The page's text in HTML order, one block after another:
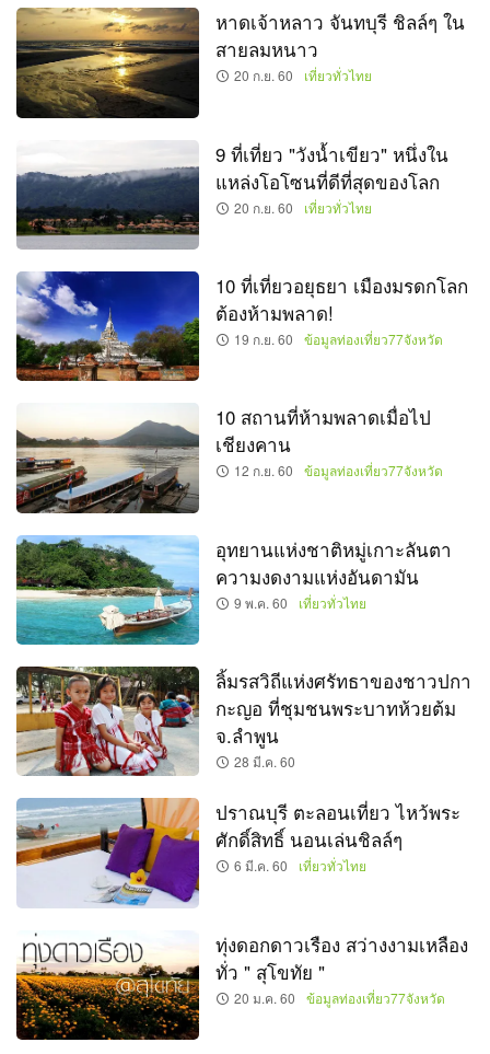
หาดเจ้าหลาว จันทบุรี ชิลล์ๆ ใน
สายลมหนาว
20 ก.ย. 60 เที่ยวทั่วไทย
9 ที่เที่ยว "วังน้ำเขียว" หนึ่งใน
แหล่งโอโซนที่ดีที่สุดของโลก
20 ก.ย. 60 เที่ยวทั่วไทย
10 ที่เที่ยวอยุธยา เมืองมรดกโลก
ต้องห้ามพลาด!
19 ก.ย. 60 ข้อมูลท่องเที่ยว77จังหวัด
10 สถานที่ห้ามพลาดเมื่อไป
เชียงคาน
12 ก.ย. 60 ข้อมูลท่องเที่ยว77จังหวัด
อุทยานแห่งชาติหมู่เกาะลันตา
ความงดงามแห่งอันดามัน
9 พ.ค. 60 เที่ยวทั่วไทย
ลิ้มรสวิถีแห่งศรัทธาของชาวปกา
กะญอ ที่ชุมชนพระบาทห้วยต้ม
จ.ลำพูน
28 มี.ค. 60
ปราณบุรี ตะลอนเที่ยว ไหว้พระ
ศักดิ์สิทธิ์ นอนเล่นชิลล์ๆ
6 มี.ค. 60 เที่ยวทั่วไทย
ทุ่งดอกดาวเรือง สว่างงามเหลือง
ทั่ว " สุโขทัย "
20 ม.ค. 60 ข้อมูลท่องเที่ยว77จังหวัด